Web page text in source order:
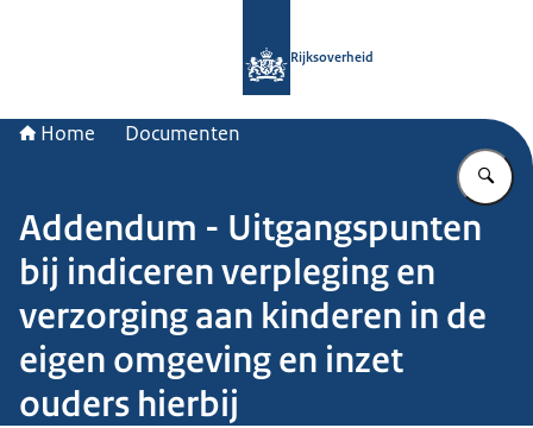
Rijksoverheid
Home Documenten
Addendum - Uitgangspunten
bij indiceren verpleging en
verzorging aan kinderen in de
eigen omgeving en inzet
ouders hierbij